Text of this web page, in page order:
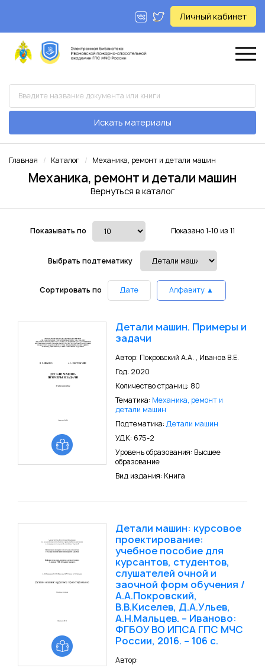
Личный кабинет
Искать материалы
Главная Каталог Механика, ремонт и детали машин
Механика, ремонт и детали машин
Вернуться в каталог
Показывать по Показано 1-10 из 11
Выбрать подтематику
Сортировать по Дате Алфавиту ▲
Детали машин. Примеры и
задачи
Автор: Покровский А.А. , Иванов В.Е.
Год: 2020
Количество страниц: 80
Тематика: Механика, ремонт и
детали машин
Подтематика: Детали машин
УДК: 675-2
Уровень образования: Высшее
образование
Вид издания: Книга
Детали машин: курсовое
проектирование:
учебное пособие для
курсантов, студентов,
слушателей очной и
заочной форм обучения /
А.А.Покровский,
В.В.Киселев, Д.А.Ульев,
А.Н.Мальцев. – Иваново:
ФГБОУ ВО ИПСА ГПС МЧС
России, 2016. – 106 с.
Автор: